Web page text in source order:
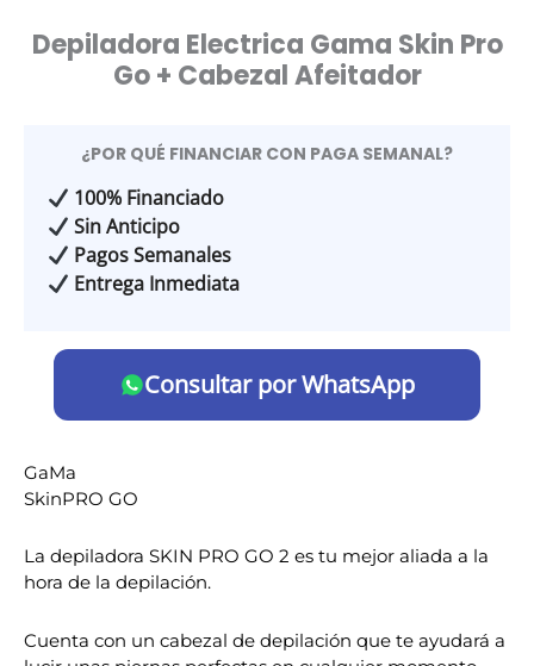
Depiladora Electrica Gama Skin Pro
Go + Cabezal Afeitador
¿POR QUÉ FINANCIAR CON PAGA SEMANAL?
100% Financiado
Sin Anticipo
Pagos Semanales
Entrega Inmediata
Consultar por WhatsApp
GaMa
SkinPRO GO
La depiladora SKIN PRO GO 2 es tu mejor aliada a la
hora de la depilación.
Cuenta con un cabezal de depilación que te ayudará a